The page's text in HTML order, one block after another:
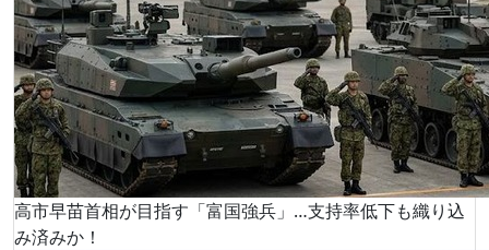
高市早苗首相が目指す「富国強兵」…支持率低下も織り込
み済みか！